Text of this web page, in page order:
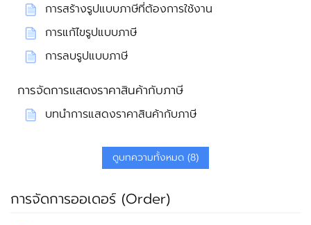
การสร้างรูปแบบภาษีที่ต้องการใช้งาน
การแก้ไขรูปแบบภาษี
การลบรูปแบบภาษี
การจัดการแสดงราคาสินค้ากับภาษี
บทนำการแสดงราคาสินค้ากับภาษี
ดูบทความทั้งหมด (8)
การจัดการออเดอร์ (Order)